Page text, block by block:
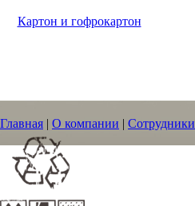
Картон и гофрокартон
Главная | О компании | Сотрудники